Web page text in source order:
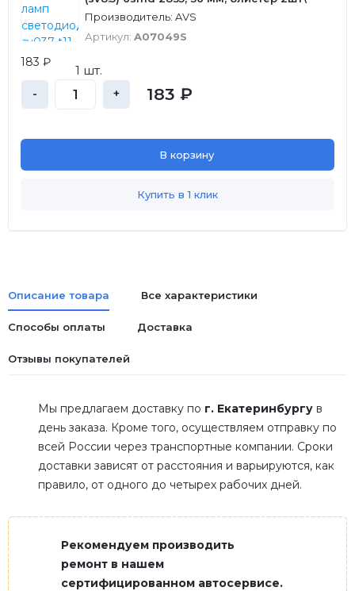
Производитель: AVS
Артикул: A07049S
183 ₽
1 шт.
- + 183 ₽
В корзину
Купить в 1 клик
Описание товара Все характеристики
Способы оплаты Доставка
Отзывы покупателей
Мы предлагаем доставку по г. Екатеринбургу в
день заказа. Кроме того, осуществляем отправку по
всей России через транспортные компании. Сроки
доставки зависят от расстояния и варьируются, как
правило, от одного до четырех рабочих дней.
Рекомендуем производить
ремонт в нашем
сертифицированном автосервисе.